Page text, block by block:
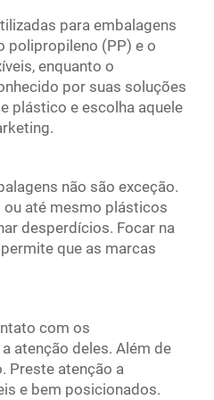
para embalagens
polipropileno (PP) e o
enquanto o
por suas soluções
plástico e escolha aquele
não são exceção.
ou até mesmo plásticos
desperdícios. Focar na
que as marcas
com os
atenção deles. Além de
Preste atenção a
e bem posicionados.